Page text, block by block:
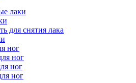
лаки
для снятия лака
ног
ног
ног
ног